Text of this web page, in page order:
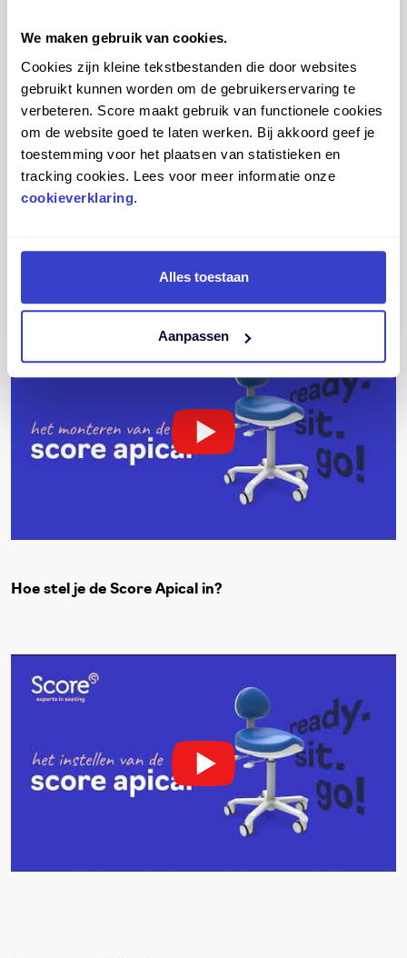
We maken gebruik van cookies.
Cookies zijn kleine tekstbestanden die door websites
gebruikt kunnen worden om de gebruikerservaring te
verbeteren. Score maakt gebruik van functionele cookies
om de website goed te laten werken. Bij akkoord geef je
toestemming voor het plaatsen van statistieken en
tracking cookies. Lees voor meer informatie onze
cookieverklaring.
Alles toestaan
Aanpassen
Score Apical
Bekijk onze montage- en instructievideo’s van de Score
Apical.
In deze video’s laten we zien hoe je de werkstoel
eenvoudig monteert en instelt voor een ergonomische
zithouding volgens de officiële normen voor de dentale
Hoe monteer je de Score Apical?
Hoe stel je de Score Apical in?